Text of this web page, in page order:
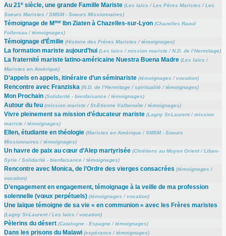
Au 21esiècle, une grande Famille Mariste (Les laïcs /Les Pères Maristes /Les
Soeurs Maristes /SMSM - Soeurs Missionnaires)
Témoignage de MmeIbn Ziaten à Chazelles-sur-Lyon (Chazelles Raoul
Follereau/témoignages)
Témoignage d’Émilie (Histoire des Frères Maristes /témoignages)
La formation mariste aujourd’hui (Les laïcs /mission mariste/N.D. de l’Hermitage)
La fraternité mariste latino-américaine Nuestra Buena Madre (Les laïcs /
Maristes en Amérique)
D’appels en appels, itinéraire d’un séminariste (témoignages /vocation)
Rencontre avec Franziska (N.D. de l’Hermitage/spiritualité/témoignages)
Mon Prochain (Solidarité - bienfaisance/témoignages)
Autour du feu (mission mariste/St-Etienne Valbenoîte/témoignages)
Vivre pleinement sa mission d’éducateur mariste (Lagny St-Laurent/mission
mariste/témoignages)
Ellen, étudiante en théologie (Maristes en Amérique/SMSM - Soeurs
Missionnaires /témoignages)
Un havre de paix au cœur d’Alep martyrisée (Chrétiens au Moyen Orient/Liban-
Syrie/Solidarité - bienfaisance/témoignages)
Rencontre avec Monica, de l’Ordre des vierges consacrées (témoignages /
vocation)
D’engagement en engagement, témoignage à la veille de ma profession
solennelle (vœux perpétuels) (témoignages /vocation)
Une laïque témoigne de sa vie « en communion » avec les Frères maristes
(Lagny St-Laurent/Les laïcs /vocation)
Pèlerins du désert (Catalogne - Espagne/témoignages)
Dans les prisons du Malawi (espérance/témoignages)